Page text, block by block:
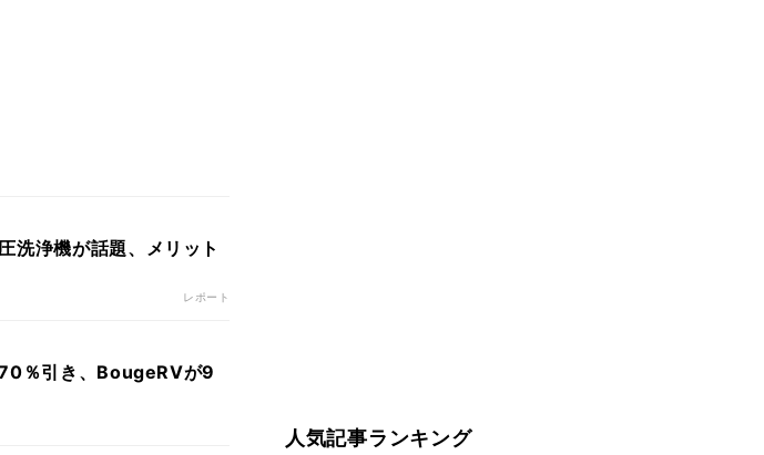
洗浄機が話題、メリット
レポート
％引き、BougeRVが9
人気記事ランキング